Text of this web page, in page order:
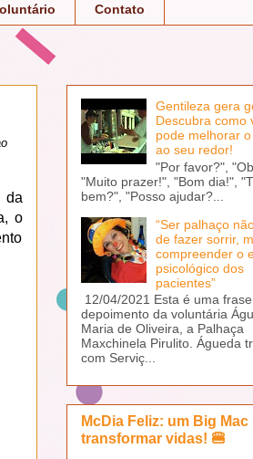
Contato
da
o
Gentileza gera
Descubra como
pode melhorar
ao seu redor!
"Por favor?",
"Muito prazer!", "Bom dia!",
bem?", "Posso ajudar?...
“Ser palhaço
de fazer sorrir,
compreender o
psicológico dos
pacientes”
12/04/2021 Esta é uma
depoimento da voluntária
Maria de Oliveira, a Palhaça
Maxchinela Pirulito. Águeda
com Serviç...
McDia Feliz: um Big Mac
transformar vidas! 🍔